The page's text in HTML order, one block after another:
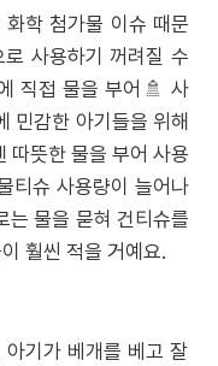
학 첨가물 이슈 때문
사용하기 꺼려질 수
직접 물을 부어🚿 사
민감한 아기들을 위해
따뜻한 물을 부어 사용
티슈 사용량이 늘어나
는 물을 묻혀 건티슈를
훨씬 적을 거예요.
기가 베개를 베고 잘